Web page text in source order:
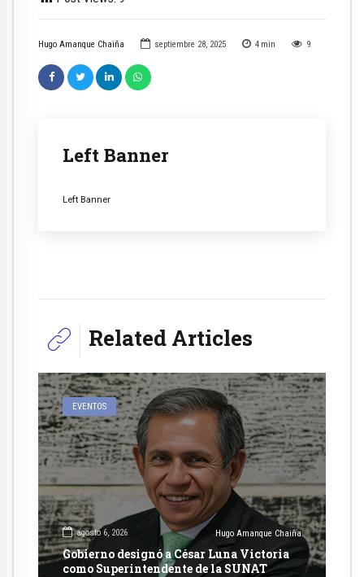
Hugo Amanque Chaiña septiembre 28, 2025 4 min 9
Left Banner
Left Banner
Related Articles
EVENTOS
agosto 6, 2026 Hugo Amanque Chaiña
Gobierno designó a César Luna Victoria
como Superintendente de la SUNAT